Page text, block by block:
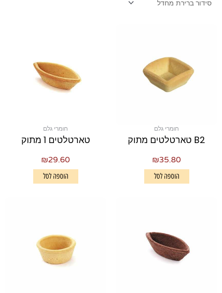
חומרי גלם
B2 טארטלטים מתוק
₪35.80
הוספה לסל
חומרי גלם
טארטלטים 1 מתוק
₪29.60
הוספה לסל